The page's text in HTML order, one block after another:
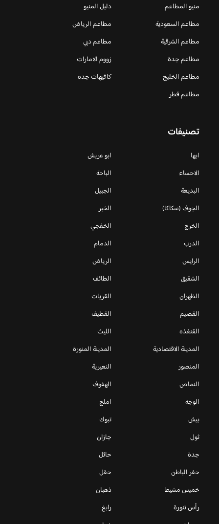
منيو المطاعم
دليل المنيو
مطاعم السعودية
مطاعم الرياض
مطاعم الشرقية
مطاعم دبي
مطاعم جدة
زووم الامارات
مطاعم الخليج
كافيهات جده
مطاعم قطر
تصنيفات
ابها
ابو عريش
الاحساء
الباحة
البديعة
الجبيل
الجوف (سكاكا)
الخبر
الخرج
الخفجي
الدرب
الدمام
الرايس
الرياض
الشقيق
الطائف
الظهران
القريات
القصيم
القطيف
القنفذه
الليث
المدينة الاقتصادية
المدينة المنورة
المنصور
النعيرية
النماص
الهفوف
الوجه
املج
بيش
تبوك
ثول
جازان
جدة
حائل
حفر الباطن
حقل
خميس مشيط
ذهبان
رأس تنورة
رابغ